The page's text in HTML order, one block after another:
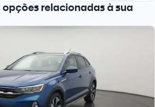
opções relacionadas à sua